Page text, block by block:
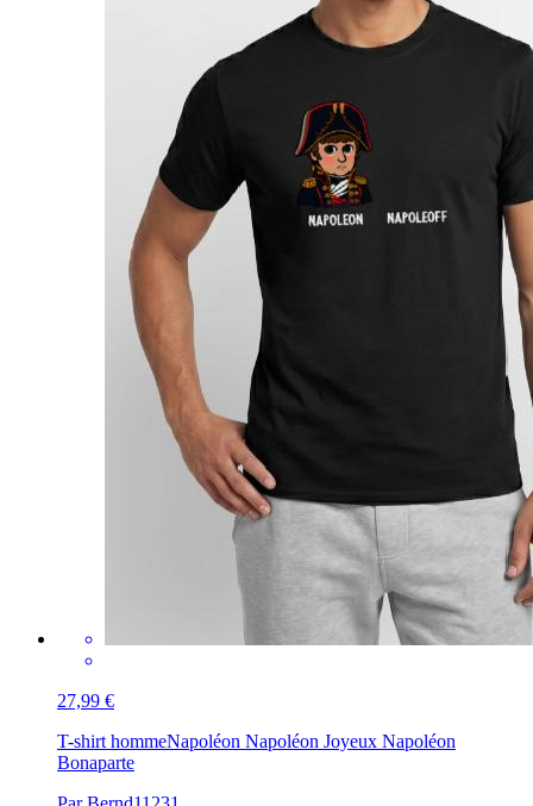
27,99 €
T-shirt hommeNapoléon Napoléon Joyeux Napoléon
Bonaparte